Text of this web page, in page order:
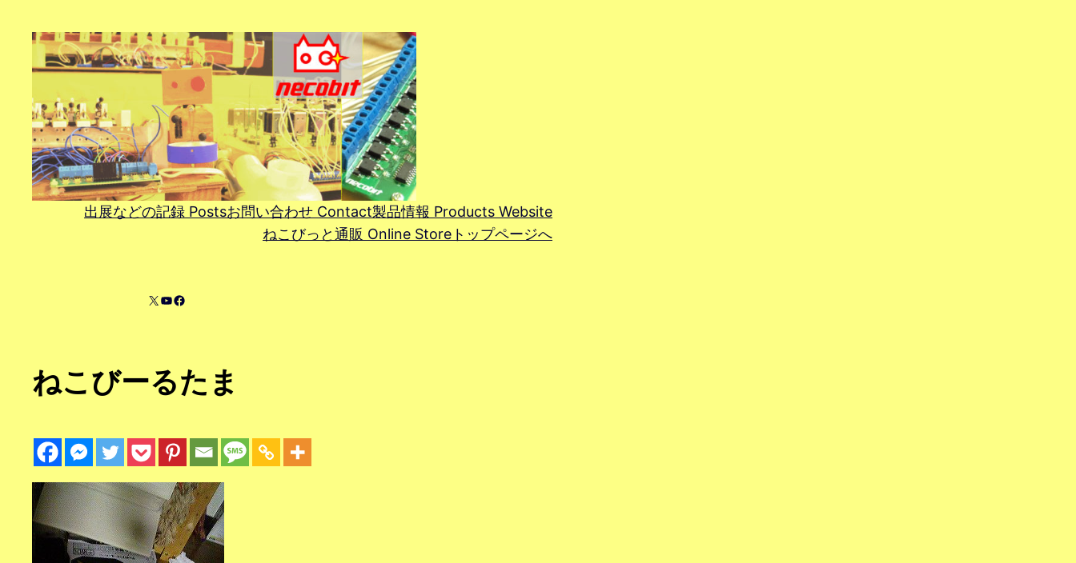
出展などの記録 Postsお問い合わせ Contact製品情報 Products Website
ねこびっと通販 Online Store トップページへ
X YouTube
Facebook
ねこびーるたま